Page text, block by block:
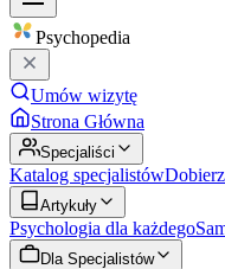
Psychopedia
Umów wizytę
Strona Główna
Specjaliści
Katalog specjalistów
Artykuły
Psychologia dla każdego
Dla Specjalistów